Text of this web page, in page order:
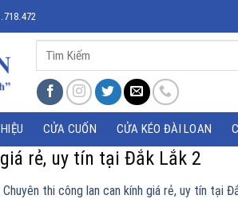
Tìm
CỬA CUỐN CỬA KÉO ĐÀI LOAN
rẻ, uy tín tại Đắk Lắk 2
Chuyên thi công lan can kính giá rẻ, uy tín tại